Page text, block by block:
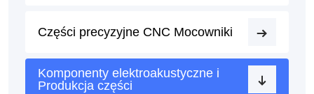
Części precyzyjne CNC Mocowniki
Komponenty elektroakustyczne i
Produkcja części